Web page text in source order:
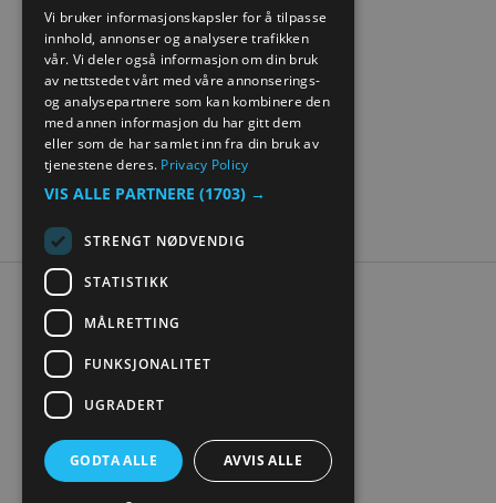
Tilgjengelighetserklæring
Personvern
Kontakt oss
Nettstedskart
NORWEGIAN
GERMAN
Vi bruker informasjonskapsler for å tilpasse
innhold, annonser og analysere trafikken
vår. Vi deler også informasjon om din bruk
av nettstedet vårt med våre annonserings-
og analysepartnere som kan kombinere den
med annen informasjon du har gitt dem
eller som de har samlet inn fra din bruk av
tjenestene deres. Privacy Policy
VIS ALLE PARTNERE (1703) →
STRENGT NØDVENDIG
STATISTIKK
MÅLRETTING
FUNKSJONALITET
UGRADERT
GODTA ALLE AVVIS ALLE